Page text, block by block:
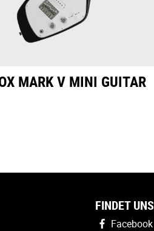
MARK V MINI GUITAR
FINDET UNS
Facebook